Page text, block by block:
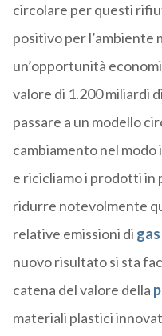
circolare per questi
positivo per l’ambiente
un’opportunità
valore di 1.200 miliardi
passare a un modello
cambiamento nel
e ricicliamo i prodotti in
ridurre notevolmente
relative emissioni di
nuovo risultato si sta
catena del valore della
materiali plastici